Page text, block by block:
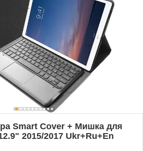
Smart Cover + Мишка для
2015/2017 Ukr+Ru+En